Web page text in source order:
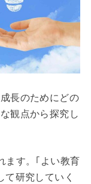
長のためにどの
観点から探究し
ます。｢よい教育
て研究していく